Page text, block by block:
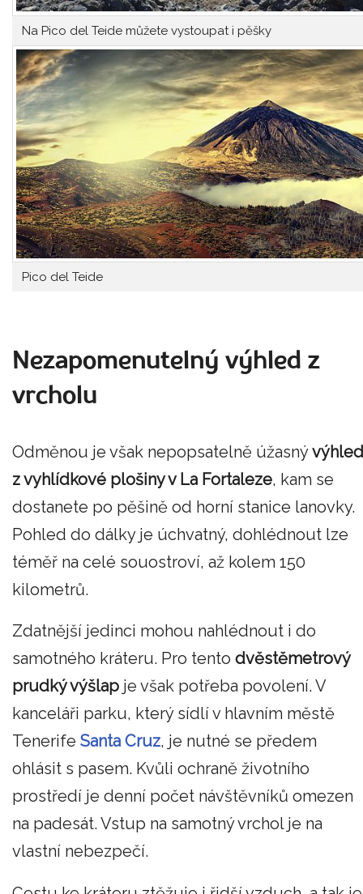
Na Pico del Teide můžete vystoupat i pěšky
Pico del Teide
Nezapomenutelný výhled z
vrcholu
Odměnou je však nepopsatelně úžasnývýhled
z vyhlídkové plošiny v La Fortaleze, kam se
dostanete po pěšině od horní stanice lanovky.
Pohled do dálky je úchvatný, dohlédnout lze
téměř na celé souostroví, až kolem 150
kilometrů.
Zdatnější jedinci mohou nahlédnout i do
samotného kráteru. Pro tento dvěstěmetrový
prudký výšlap je však potřeba povolení. V
kanceláři parku, který sídlí v hlavním městě
Tenerife Santa Cruz, je nutné se předem
ohlásit s pasem. Kvůli ochraně životního
prostředí je denní počet návštěvníků omezen
na padesát. Vstup na samotný vrchol je na
vlastní nebezpečí.